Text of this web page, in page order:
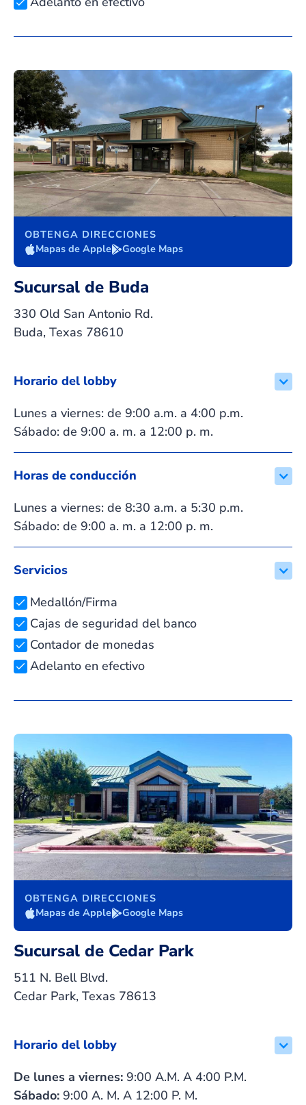
OBTENGA DIRECCIONES
Mapas de Apple
Google Maps
Sucursal de Buda
330 Old San Antonio Rd.
Buda, Texas 78610
Horario del lobby
Lunes a viernes: de 9:00 a.m. a 4:00 p.m.
Sábado: de 9:00 a. m. a 12:00 p. m.
Horas de conducción
Lunes a viernes: de 8:30 a.m. a 5:30 p.m.
Sábado: de 9:00 a. m. a 12:00 p. m.
Servicios
Medallón/Firma
Cajas de seguridad del banco
Contador de monedas
Adelanto en efectivo
OBTENGA DIRECCIONES
Mapas de Apple
Google Maps
Sucursal de Cedar Park
511 N. Bell Blvd.
Cedar Park, Texas 78613
Horario del lobby
De lunes a viernes: 9:00 A.M. A 4:00 P.M.
Sábado: 9:00 A. M. A 12:00 P. M.